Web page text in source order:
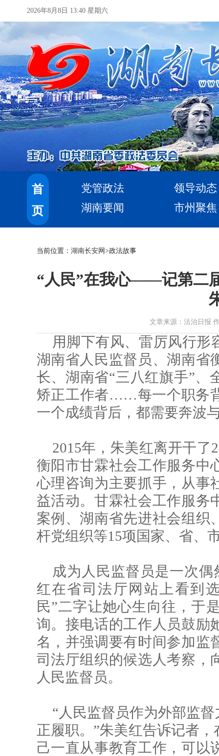
2026年8月8日 13:40 星期六
首
页
党管政法
领导动态
湖南要闻
市州聚焦
当前位置： 湖南长安网 >政法故事
“人民”在我心——记第二
文章来源：法治日报
用脚下有风、雷厉风行
湖南省人民监督员、湖南省
长、湖南省“三八红旗手”、
矫正工作者……每一个职务
一个成绩背后，都需要奔波
2015年，朱美红离开干
衡阳市甘霖社会工作服务中
心理咨询为主要抓手，从事
益活动。甘霖社会工作服务
案例、湖南省先进社会组织
杆党组织等15项国家、省、
成为人民监督员是一次
红在省司法厅网站上看到
民”二字让她心生向往，于
询。接电话的工作人员鼓励
名，并强调要有时间参加监
司法厅组织的候选人考察，
人民监督员。
“人民监督员作为外部监
正履职。”朱美红告诉记者
己一直从事教育工作，可以